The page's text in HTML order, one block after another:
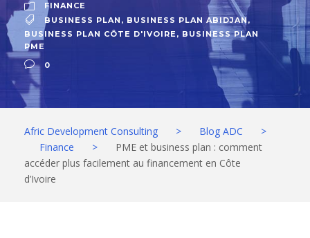
FINANCE
BUSINESS PLAN , BUSINESS PLAN ABIDJAN,
BUSINESS PLAN CÔTE D'IVOIRE , BUSINESS PLAN
PME
0
Afric Development Consulting > Blog ADC
>
Finance
>
PME et business plan : comment
accéder plus facilement au financement en Côte
d’Ivoire